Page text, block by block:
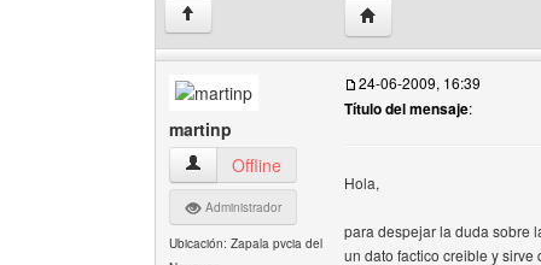
↑ Visitar sitio web del
martinp
martinp Ver perfil del usuario
Offline
Administrador
Ubicación: Zapala pvcia del
24-06-2009, 16:39
Título del mensaje:
Hola,
para despejar la duda sobre
un dato factico creible y sirve